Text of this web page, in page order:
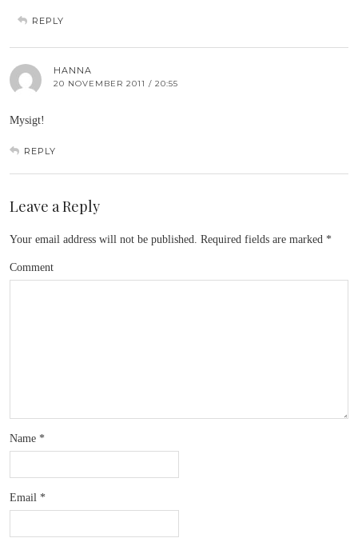
REPLY
HANNA
20 NOVEMBER 2011 / 20:55
Mysigt!
REPLY
Leave a Reply
Your email address will not be published. Required fields are marked *
Comment
Name *
Email *